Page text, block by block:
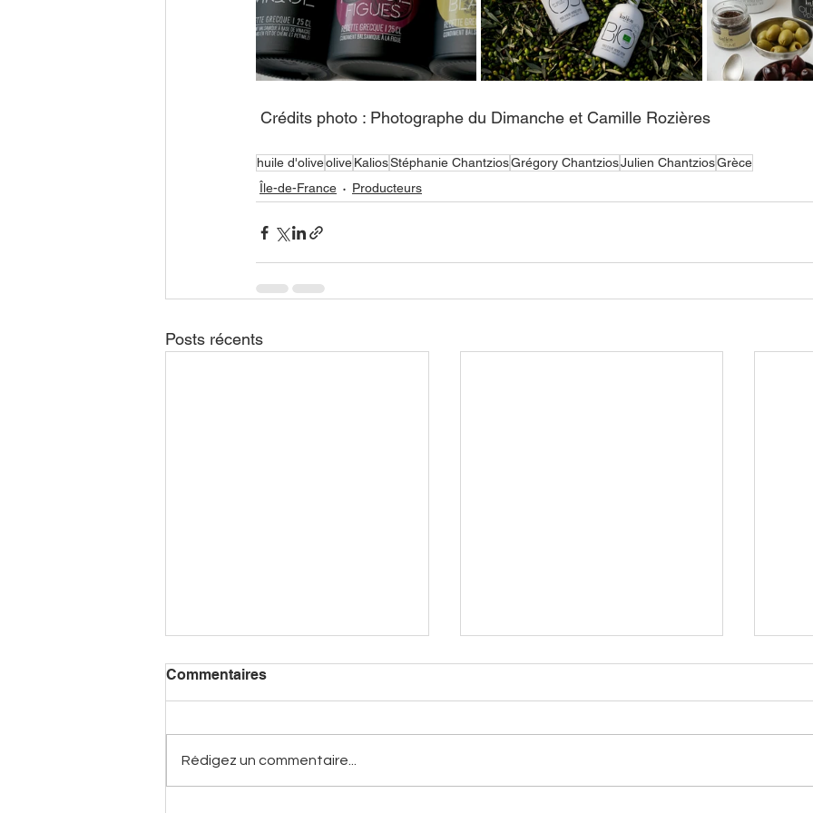
Crédits photo : Photographe du Dimanche et Camille Rozières
huile d'oliveoliveKaliosStéphanie ChantziosGrégory ChantziosJulien ChantziosGrèce
Île-de-France
Producteurs
Posts récents
Commentaires
Rédigez un commentaire...